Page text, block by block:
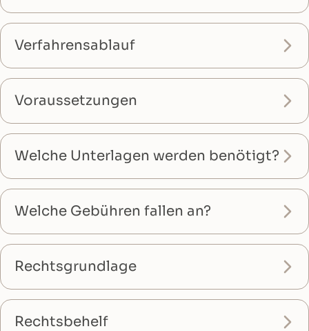
Verfahrensablauf
Voraussetzungen
Welche Unterlagen werden benötigt?
Welche Gebühren fallen an?
Rechtsgrundlage
Rechtsbehelf